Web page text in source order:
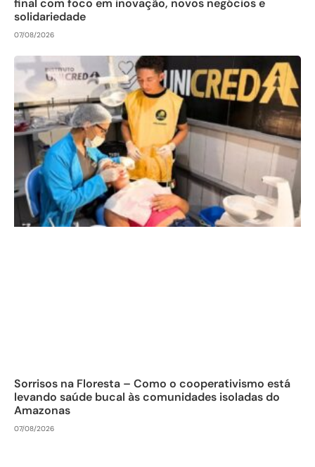
final com foco em inovação, novos negócios e
solidariedade
07/08/2026
Sorrisos na Floresta – Como o cooperativismo está
levando saúde bucal às comunidades isoladas do
Amazonas
07/08/2026